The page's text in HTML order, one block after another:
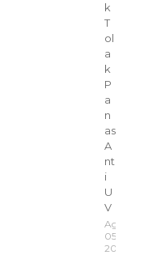
k
T
ol
a
k
P
a
n
as
A
nt
i
U
V
Agustus
05,
2025